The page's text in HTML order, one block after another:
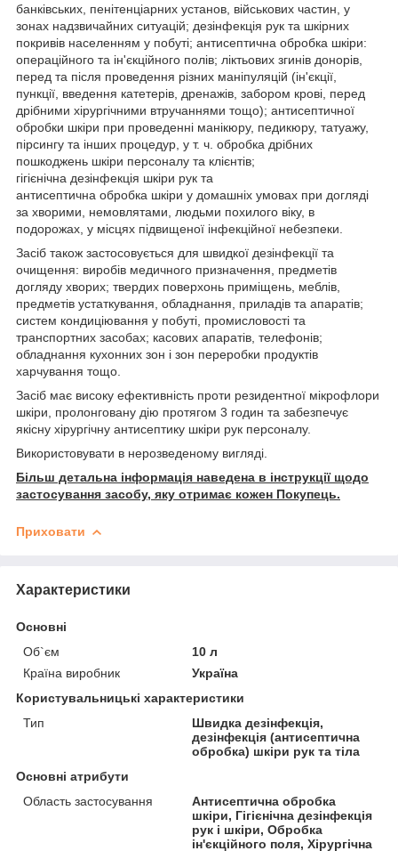
банківських, пенітенціарних установ, військових частин, у
зонах надзвичайних ситуацій; дезінфекція рук та шкірних
покривів населенням у побуті; антисептична обробка шкіри:
операційного та ін'єкційного полів; ліктьових згинів донорів,
перед та після проведення різних маніпуляцій (ін'єкції,
пункції, введення катетерів, дренажів, забором крові, перед
дрібними хірургічними втручаннями тощо); антисептичної
обробки шкіри при проведенні манікюру, педикюру, татуажу,
пірсингу та інших процедур, у т. ч. обробка дрібних
пошкоджень шкіри персоналу та клієнтів;
гігієнічна дезінфекція шкіри рук та
антисептична обробка шкіри у домашніх умовах при догляді
за хворими, немовлятами, людьми похилого віку, в
подорожах, у місцях підвищеної інфекційної небезпеки.
Засіб також застосовується для швидкої дезінфекції та
очищення: виробів медичного призначення, предметів
догляду хворих; твердих поверхонь приміщень, меблів,
предметів устаткування, обладнання, приладів та апаратів;
систем кондиціювання у побуті, промисловості та
транспортних засобах; касових апаратів, телефонів;
обладнання кухонних зон і зон переробки продуктів
харчування тощо.
Засіб має високу ефективність проти резидентної мікрофлори
шкіри, пролонговану дію протягом 3 годин та забезпечує
якісну хірургічну антисептику шкіри рук персоналу.
Використовувати в нерозведеному вигляді.
Більш детальна інформація наведена в інструкції щодо
застосування засобу, яку отримає кожен Покупець.
Приховати
Характеристики
Основні
Об`єм
10 л
Країна виробник
Україна
Користувальницькі характеристики
Тип
Швидка дезінфекція,
дезінфекція (антисептична
обробка) шкіри рук та тіла
Основні атрибути
Область застосування
Антисептична обробка
шкіри, Гігієнічна дезінфекція
рук і шкіри, Обробка
ін'єкційного поля, Хірургічна